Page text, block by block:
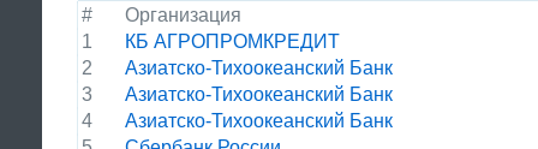
#
Организация
1
КБ АГРОПРОМКРЕДИТ
2
Азиатско-Тихоокеанский Банк
3
Азиатско-Тихоокеанский Банк
4
Азиатско-Тихоокеанский Банк